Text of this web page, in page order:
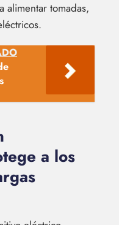
alimentar tomadas,
a los